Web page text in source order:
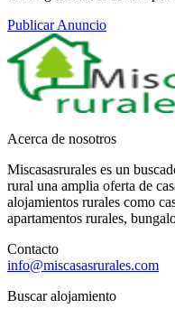
Publicar Anuncio
Acerca de nosotros
Miscasasrurales es un
rural una amplia oferta de
alojamientos rurales como
apartamentos rurales,
Contacto
info@miscasasrurales.com
Buscar alojamiento